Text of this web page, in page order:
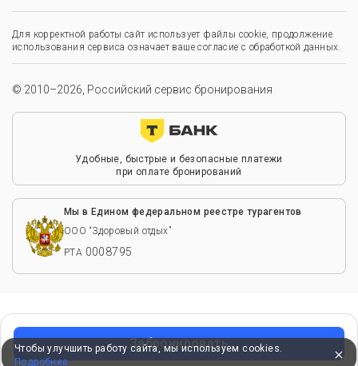
Забронировать
Для корректной работы сайт использует файлы cookie, продолжение
использования сервиса означает ваше согласие с обработкой данных.
© 2010–2026, Российский сервис бронирования
Удобные, быстрые и безопасные платежи
при оплате бронирований
Мы в Едином федеральном реестре турагентов
ООО “Здоровый отдых”
РТА 0008795
Чтобы улучшить работу сайта, мы используем cookies.
Подробнее